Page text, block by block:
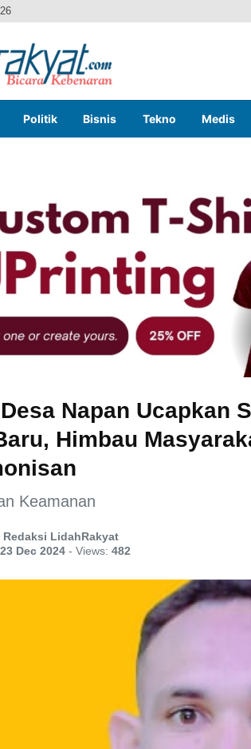
Politik Bisnis Tekno Medis
Napan Ucapkan
Himbau
Keamanan
Redaksi LidahRakyat
23 Dec 2024 - Views: 482